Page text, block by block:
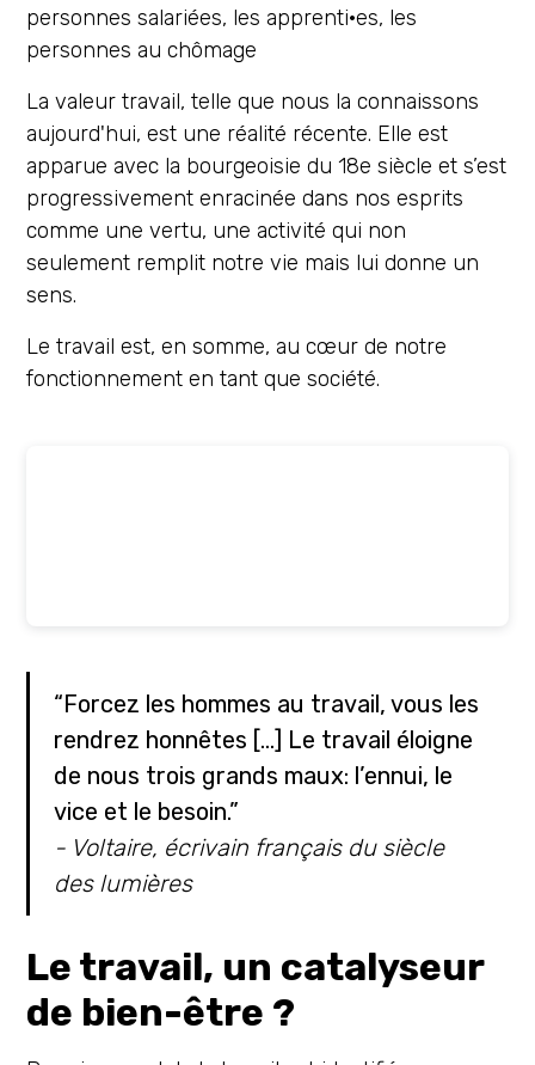
personnes salariées, les apprenti·es, les
personnes au chômage
La valeur travail, telle que nous la connaissons
aujourd'hui, est une réalité récente. Elle est
apparue avec la bourgeoisie du 18e siècle et s’est
progressivement enracinée dans nos esprits
comme une vertu, une activité qui non
seulement remplit notre vie mais lui donne un
sens.
Le travail est, en somme, au cœur de notre
fonctionnement en tant que société.
“Forcez les hommes au travail, vous les
rendrez honnêtes [...] Le travail éloigne
de nous trois grands maux: l’ennui, le
vice et le besoin.”
- Voltaire, écrivain français du siècle
des lumières
Le travail, un catalyseur
de bien-être ?